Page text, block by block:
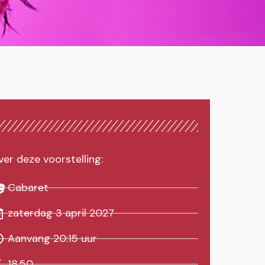
deze voorstelling:
Cabaret
zaterdag 3 april 2027
Aanvang 20:15 uur